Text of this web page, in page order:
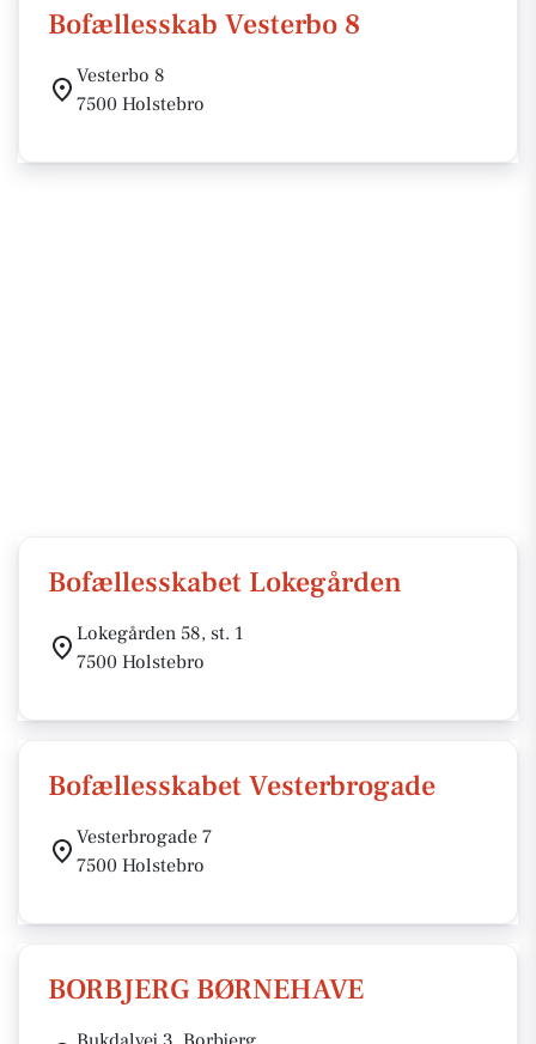
Bofællesskab Vesterbo 8
Vesterbo 8
7500 Holstebro
Bofællesskabet Lokegården
Lokegården 58, st. 1
7500 Holstebro
Bofællesskabet Vesterbrogade
Vesterbrogade 7
7500 Holstebro
BORBJERG BØRNEHAVE